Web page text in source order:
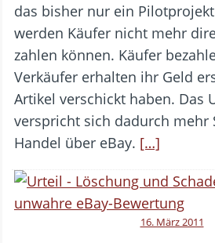
das bisher nur ein
werden Käufer nicht mehr
zahlen können. Käufer
Verkäufer erhalten ihr Geld
Artikel verschickt haben. Das
verspricht sich dadurch mehr
Handel über eBay. […]
16. März 2011